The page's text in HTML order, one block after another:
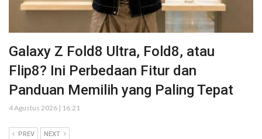
Galaxy Z Fold8 Ultra, Fold8, atau
Flip8? Ini Perbedaan Fitur dan
Panduan Memilih yang Paling Tepat
4 Agustus 2026 | 16:21
PREV NEXT